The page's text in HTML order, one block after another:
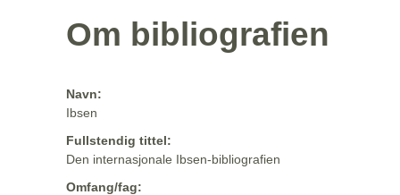
Om bibliografien
Navn:
Ibsen
Fullstendig tittel:
Den internasjonale Ibsen-bibliografien
Omfang/fag: